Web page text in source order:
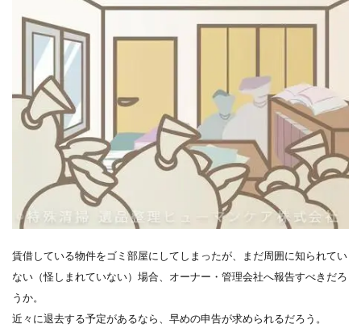
賃借している物件をゴミ部屋にしてしまったが、まだ周囲に知られてい
ない（怪しまれていない）場合、オーナー・管理会社へ報告すべきだろ
うか。
近々に退去する予定があるなら、早めの申告が求められるだろう。